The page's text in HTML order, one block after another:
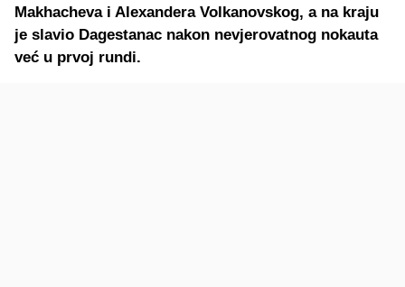
Makhacheva i Alexandera Volkanovskog, a na kraju
je slavio Dagestanac nakon nevjerovatnog nokauta
već u prvoj rundi.